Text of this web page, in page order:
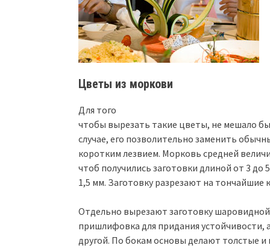
Цветы из моркови
Для того
чтобы вырезать такие цветы, не мешало
случае, его позволительно заменить
коротким лезвием. Морковь средней
чтоб получились заготовки длиной от 3
1,5 мм. Заготовку разрезают на
Отдельно вырезают заготовку
пришлифовка для придания устойчивости,
другой. По бокам основы делают толстые